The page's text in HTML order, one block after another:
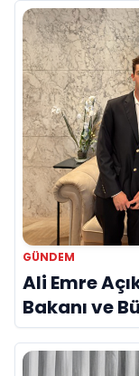
GÜNDEM
Ali Emre
Bakanı ve
Bir Araya